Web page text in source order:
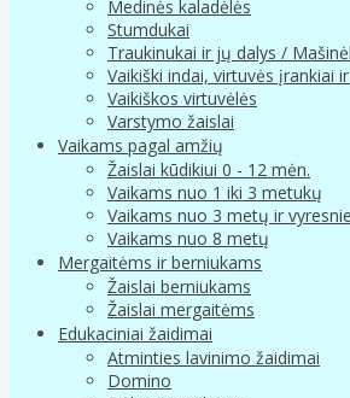
Medinės kaladėlės
Stumdukai
Traukinukai ir jų dalys /
Vaikiški indai, virtuvės įrankiai
Vaikiškos virtuvėlės
Varstymo žaislai
Vaikams pagal amžių
Žaislai kūdikiui 0 - 12 mėn.
Vaikams nuo 1 iki 3 metukų
Vaikams nuo 3 metų ir
Vaikams nuo 8 metų
Mergaitėms ir berniukams
Žaislai berniukams
Žaislai mergaitėms
Edukaciniai žaidimai
Atminties lavinimo žaidimai
Domino